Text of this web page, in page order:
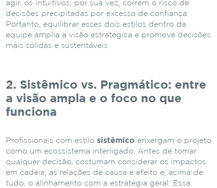
agir, os intuitivos, por sua vez, correm o risco de
decisões precipitadas por excesso de confiança.
Portanto, equilibrar esses dois estilos dentro da
equipe amplia a visão estratégica e promove decisões
mais sólidas e sustentáveis.
2. Sistêmico vs. Pragmático: entre
a visão ampla e o foco no que
funciona
Profissionais com estilo sistêmico enxergam o projeto
como um ecossistema interligado. Antes de tomar
qualquer decisão, costumam considerar os impactos
em cadeia, as relações de causa e efeito e, acima de
tudo, o alinhamento com a estratégia geral. Essa